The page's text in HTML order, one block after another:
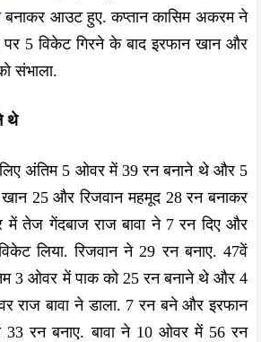
आउट हुए. कप्तान कासिम अकरम ने
पर 5 विकेट गिरने के बाद इरफान खान और
संभाला.
थे
अंतिम 5 ओवर में 39 रन बनाने थे और 5
25 और रिजवान महमूद 28 रन बनाकर
तेज गेंदबाज राज बावा ने 7 रन दिए और
लिया. रिजवान ने 29 रन बनाए. 47वें
3 ओवर में पाक को 25 रन बनाने थे और 4
राज बावा ने डाला. 7 रन बने और इरफान
33 रन बनाए. बावा ने 10 ओवर में 56 रन